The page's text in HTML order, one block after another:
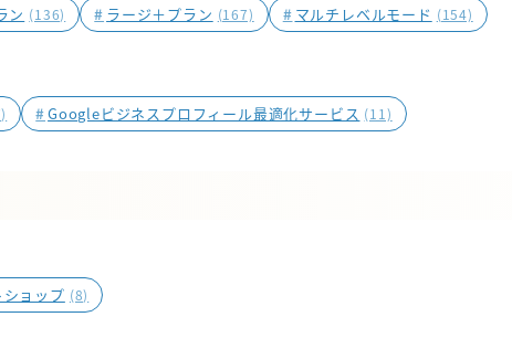
ン (136) # ラージ＋プラン (167) # マルチレベルモード (154)
#Googleビジネスプロフィール最適化サービス (11)
ョップ (8)